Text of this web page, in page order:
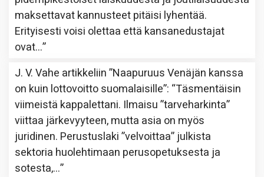
maksettavat kannusteet pitäisi lyhentää.
Erityisesti voisi olettaa että kansanedustajat
ovat…”
J. V. Vahe artikkeliin”Naapuruus Venäjän kanssa
on kuin lottovoitto suomalaisille”: “Täsmentäisin
viimeistä kappalettani. Ilmaisu ”tarveharkinta”
viittaa järkevyyteen, mutta asia on myös
juridinen. Perustuslaki ”velvoittaa” julkista
sektoria huolehtimaan perusopetuksesta ja
sotesta,…”